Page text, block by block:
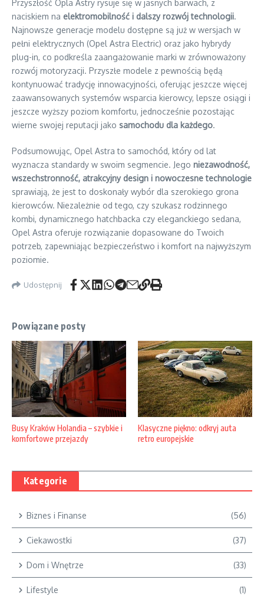
Przyszłość Opla Astry rysuje się w jasnych barwach, z
naciskiem na elektromobilność i dalszy rozwój technologii.
Najnowsze generacje modelu dostępne są już w wersjach w
pełni elektrycznych (Opel Astra Electric) oraz jako hybrydy
plug-in, co podkreśla zaangażowanie marki w zrównoważony
rozwój motoryzacji. Przyszłe modele z pewnością będą
kontynuować tradycję innowacyjności, oferując jeszcze więcej
zaawansowanych systemów wsparcia kierowcy, lepsze osiągi i
jeszcze wyższy poziom komfortu, jednocześnie pozostając
wierne swojej reputacji jako samochodu dla każdego.
Podsumowując, Opel Astra to samochód, który od lat
wyznacza standardy w swoim segmencie. Jego niezawodność,
wszechstronność, atrakcyjny design i nowoczesne technologie
sprawiają, że jest to doskonały wybór dla szerokiego grona
kierowców. Niezależnie od tego, czy szukasz rodzinnego
kombi, dynamicznego hatchbacka czy eleganckiego sedana,
Opel Astra oferuje rozwiązanie dopasowane do Twoich
potrzeb, zapewniając bezpieczeństwo i komfort na najwyższym
poziomie.
Udostępnij
Powiązane posty
Busy Kraków Holandia – szybkie i
komfortowe przejazdy
Klasyczne piękno: odkryj auta
retro europejskie
Kategorie
Biznes i Finanse (56)
Ciekawostki (37)
Dom i Wnętrze (33)
Lifestyle (1)